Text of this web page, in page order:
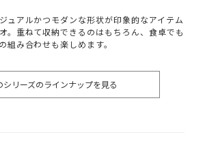
ュアルかつモダンな形状が印象的なアイテム
。重ねて収納できるのはもちろん、食卓でも
組み合わせも楽しめます。
シリーズのラインナップを見る